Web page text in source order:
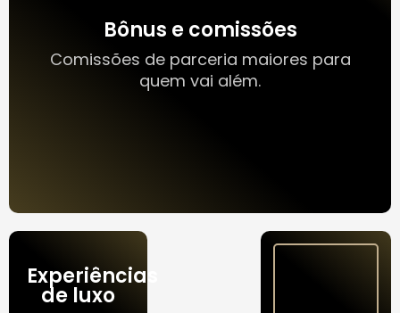
Bônus e comissões
Comissões de parceria maiores para
quem vai além.
Experiências
de luxo